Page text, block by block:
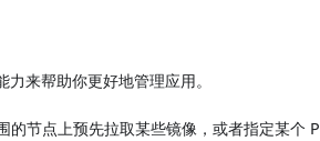
来帮助你更好地管理应用。
节点上预先拉取某些镜像，或者指定某个